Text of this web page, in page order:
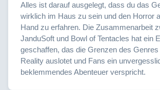
Alles ist darauf ausgelegt, dass du das
wirklich im Haus zu sein und den Horror
Hand zu erfahren. Die Zusammenarbeit
JanduSoft und Bowl of Tentacles hat ein
geschaffen, das die Grenzen des
Reality auslotet und Fans ein
beklemmendes Abenteuer verspricht.